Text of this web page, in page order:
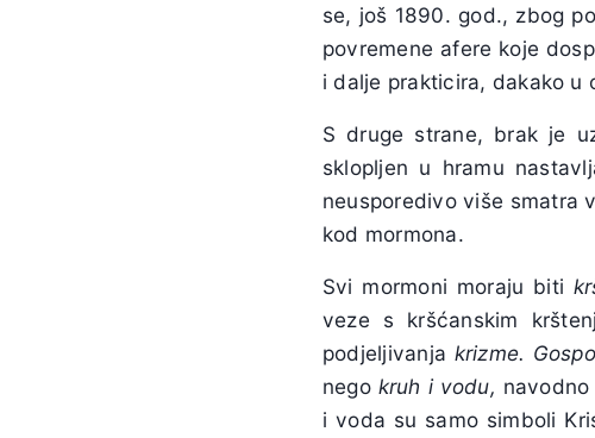
se, još 1890. god., zbog
povremene afere koje
i dalje prakticira, dakako u
S druge strane, brak je
sklopljen u hramu
neusporedivo više smatra
kod mormona.
Svi mormoni moraju biti
veze s kršćanskim
podjeljivanja krizme.
nego kruh i vodu,
i voda su samo simboli